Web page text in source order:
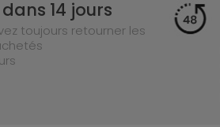
14 jours
toujours retourner les